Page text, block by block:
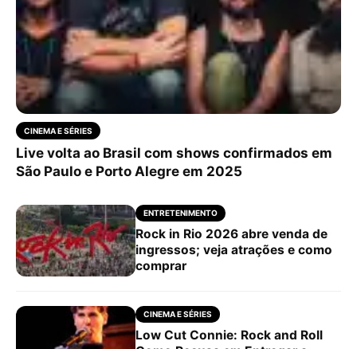
CINEMA E SÉRIES
Live volta ao Brasil com shows confirmados em
São Paulo e Porto Alegre em 2025
ENTRETENIMENTO
Rock in Rio 2026 abre venda de
ingressos; veja atrações e como
comprar
CINEMA E SÉRIES
Low Cut Connie: Rock and Roll